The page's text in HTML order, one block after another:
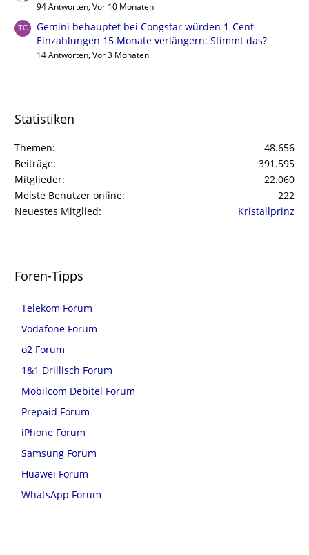
94 Antworten, Vor 10 Monaten
Gemini behauptet bei Congstar würden 1-Cent-
Einzahlungen 15 Monate verlängern: Stimmt das?
14 Antworten, Vor 3 Monaten
Statistiken
Themen
48.656
Beiträge
391.595
Mitglieder
22.060
Meiste Benutzer online
222
Neuestes Mitglied
Kristallprinz
Foren-Tipps
Telekom Forum
Vodafone Forum
o2 Forum
1&1 Drillisch Forum
Mobilcom Debitel Forum
Prepaid Forum
iPhone Forum
Samsung Forum
Huawei Forum
WhatsApp Forum